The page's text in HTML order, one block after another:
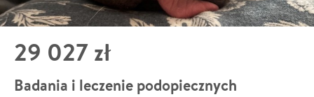
29 027 zł
Badania i leczenie podopiecznych